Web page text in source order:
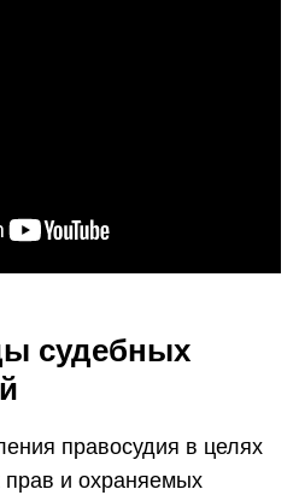
судебных
правосудия в целях
и охраняемых